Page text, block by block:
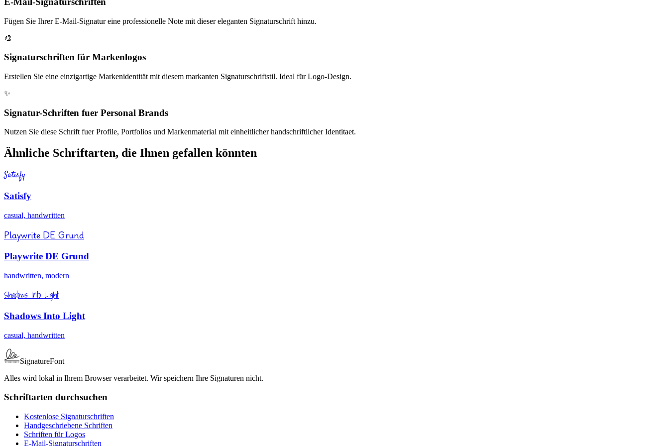
Fügen Sie Ihrer E-Mail-Signatur eine professionelle Note mit dieser eleganten Signaturschrift hinzu.
🎨
Signaturschriften für Markenlogos
Erstellen Sie eine einzigartige Markenidentität mit diesem markanten Signaturschriftstil. Ideal für Logo-Design.
✨
Signatur-Schriften fuer Personal Brands
Nutzen Sie diese Schrift fuer Profile, Portfolios und Markenmaterial mit einheitlicher handschriftlicher Identitaet.
Ähnliche Schriftarten, die Ihnen gefallen könnten
Satisfy
Satisfy
casual, handwritten
Playwrite DE Grund
Playwrite DE Grund
handwritten, modern
Shadows Into Light
Shadows Into Light
casual, handwritten
SignatureFont
Alles wird lokal in Ihrem Browser verarbeitet. Wir speichern Ihre Signaturen nicht.
Schriftarten durchsuchen
Kostenlose Signaturschriften
Handgeschriebene Schriften
Schriften für Logos
E-Mail-Signaturschriften